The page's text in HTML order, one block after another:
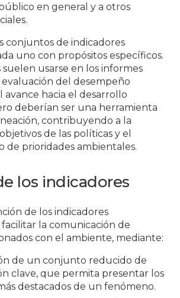
en general y a otros
conjuntos de indicadores
uno con propósitos específicos.
suelen usarse en los informes
del desempeño
avance hacia el desarrollo
deberían ser una herramienta
contribuyendo a la
de las políticas y el
de prioridades ambientales.
los indicadores
de los indicadores
la comunicación de
con el ambiente, mediante:
de un conjunto reducido de
clave, que permita presentar los
destacados de un fenómeno.